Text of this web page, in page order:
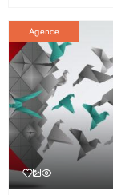
Agence